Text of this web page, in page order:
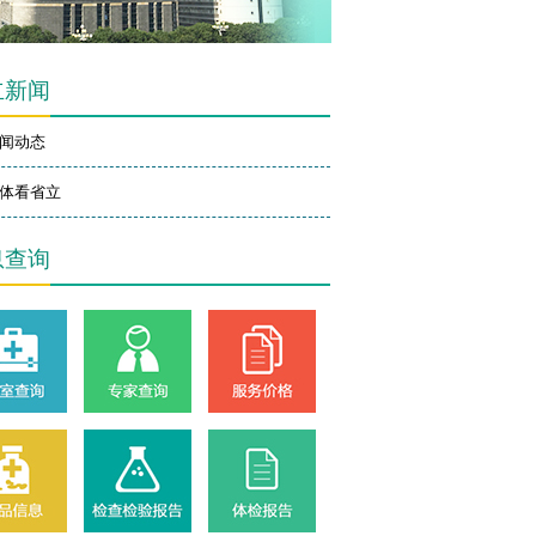
闻
动态
看省立
询